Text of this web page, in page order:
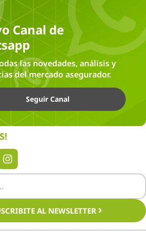
Canal de
las novedades, análisis y
del mercado asegurador.
Seguir Canal
AL NEWSLETTER